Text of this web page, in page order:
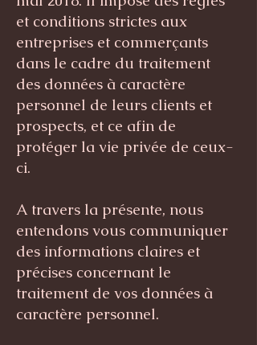
et conditions strictes aux
entreprises et commerçants
dans le cadre du traitement
des données à caractère
personnel de leurs clients et
prospects, et ce afin de
protéger la vie privée de ceux-
ci.
A travers la présente, nous
entendons vous communiquer
des informations claires et
précises concernant le
traitement de vos données à
caractère personnel.